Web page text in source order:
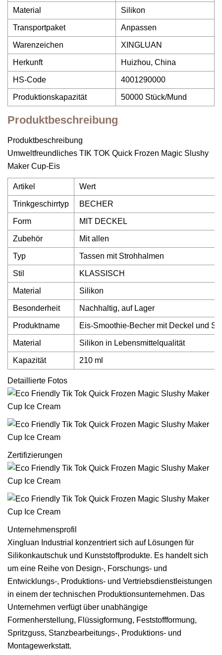
Material Silikon
Transportpaket Anpassen
Warenzeichen XINGLUAN
Herkunft Huizhou, China
HS-Code 4001290000
Produktionskapazität 50000 Stück/Mund
Produktbeschreibung
Produktbeschreibung
Umweltfreundliches TIK TOK Quick Frozen Magic Slushy
Maker Cup-Eis
Artikel Wert
Trinkgeschirrtyp BECHER
Form MIT DECKEL
Zubehör Mit allen
Typ Tassen mit Strohhalmen
Stil KLASSISCH
Material Silikon
Besonderheit Nachhaltig, auf Lager
Produktname Eis-Smoothie-Becher mit Deckel und
Material Silikon in Lebensmittelqualität
Kapazität 210 ml
Detaillierte Fotos
Zertifizierungen
Unternehmensprofil
Xingluan Industrial konzentriert sich auf Lösungen für
Silikonkautschuk und Kunststoffprodukte. Es handelt sich
um eine Reihe von Design-, Forschungs- und
Entwicklungs-, Produktions- und Vertriebsdienstleistungen
in einem der technischen Produktionsunternehmen. Das
Unternehmen verfügt über unabhängige
Formenherstellung, Flüssigformung, Feststoffformung,
Spritzguss, Stanzbearbeitungs-, Produktions- und
Montagewerkstatt.